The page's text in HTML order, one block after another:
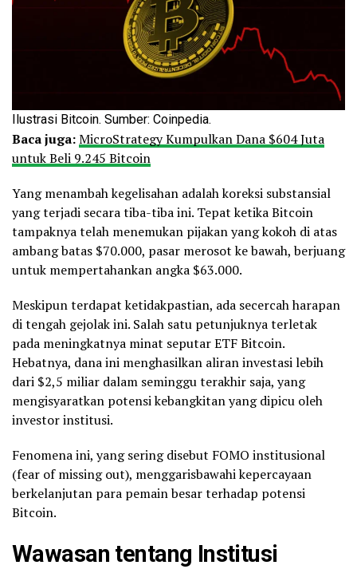
Ilustrasi Bitcoin. Sumber: Coinpedia.
Baca juga:MicroStrategy Kumpulkan Dana $604 Juta
untuk Beli 9.245 Bitcoin
Yang menambah kegelisahan adalah koreksi substansial
yang terjadi secara tiba-tiba ini. Tepat ketika Bitcoin
tampaknya telah menemukan pijakan yang kokoh di atas
ambang batas $70.000, pasar merosot ke bawah, berjuang
untuk mempertahankan angka $63.000.
Meskipun terdapat ketidakpastian, ada secercah harapan
di tengah gejolak ini. Salah satu petunjuknya terletak
pada meningkatnya minat seputar ETF Bitcoin.
Hebatnya, dana ini menghasilkan aliran investasi lebih
dari $2,5 miliar dalam seminggu terakhir saja, yang
mengisyaratkan potensi kebangkitan yang dipicu oleh
investor institusi.
Fenomena ini, yang sering disebut FOMO institusional
(fear of missing out), menggarisbawahi kepercayaan
berkelanjutan para pemain besar terhadap potensi
Bitcoin.
Wawasan tentang Institusi